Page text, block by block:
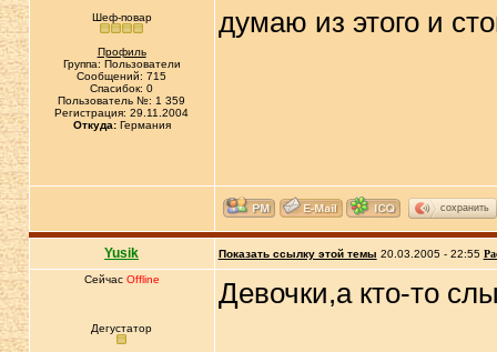
Шеф-повар
Профиль
Группа: Пользователи
Сообщений: 715
Спасибок: 0
Пользователь №: 1 359
Регистрация: 29.11.2004
Откуда:Германия
думаю из этого и
сохранить
Yusik Показать ссылку этой темы 20.03.2005 - 22:55
Сейчас Offline
Дегустатор
Девочки,а кто-то